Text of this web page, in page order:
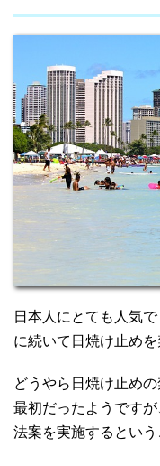
日本人にとても人気
に続いて日焼け止めを
どうやら日焼け止め
最初だったようです
法案を実施するという